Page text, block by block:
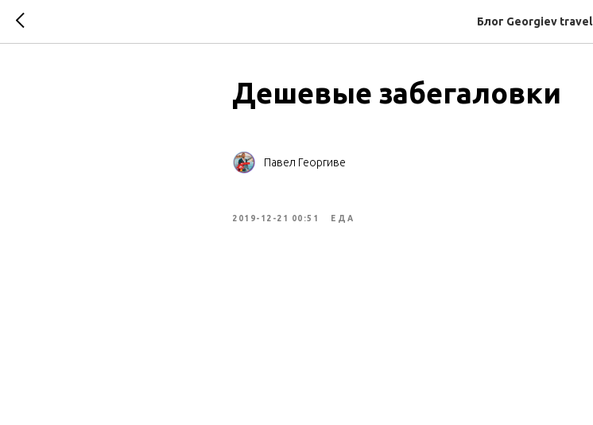
Блог Georgiev travel
Дешевые забегаловки
Павел Георгиве
2019-12-21 00:51 ЕДА